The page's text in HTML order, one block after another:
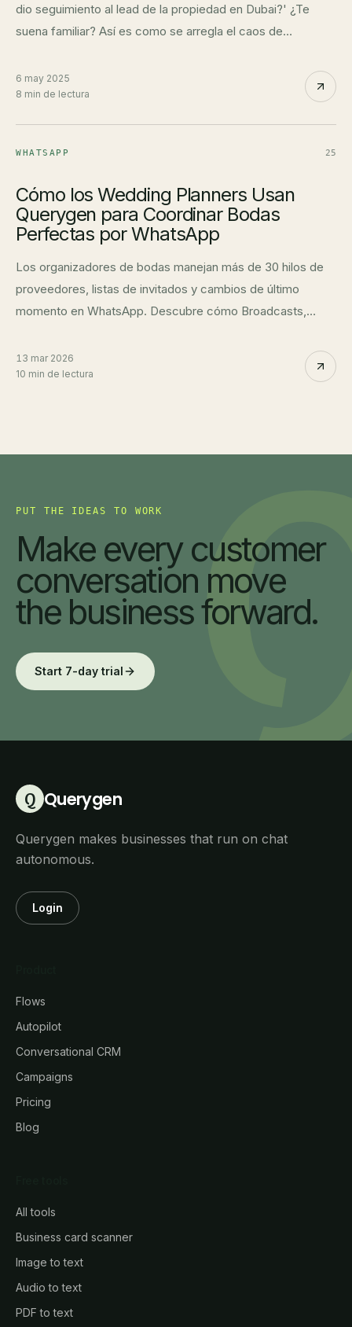
dio seguimiento al lead de la propiedad en Dubai?' ¿Te
suena familiar? Así es como se arregla el caos de
6 may 2025
8 min de lectura
WHATSAPP 25
Cómo los Wedding Planners Usan
Querygen para Coordinar Bodas
Perfectas por WhatsApp
Los organizadores de bodas manejan más de 30 hilos de
proveedores, listas de invitados y cambios de último
momento en WhatsApp. Descubre cómo Broadcasts,
una operación coordinada.
13 mar 2026
10 min de lectura
PUT THE IDEAS TO WORK
Make every customer
conversation move
the business forward.
Start 7-day trial
Q Querygen
Querygen makes businesses that run on chat
autonomous.
Login
Flows
Autopilot
Conversational CRM
Campaigns
Pricing
Blog
All tools
Business card scanner
Image to text
Audio to text
PDF to text